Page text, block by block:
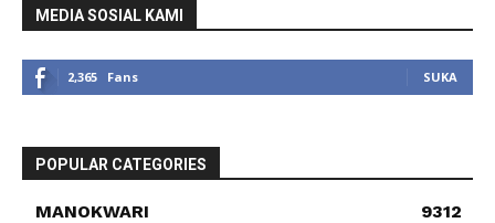
MEDIA SOSIAL KAMI
2,365 Fans SUKA
POPULAR CATEGORIES
MANOKWARI
9312